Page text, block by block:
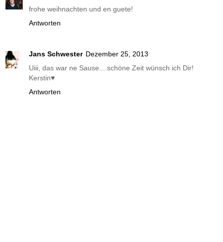
frohe weihnachten und en guete!
Antworten
Jans Schwester Dezember 25, 2013
Uiii, das war ne Sause....schöne Zeit wünsch ich Dir!
Kerstin♥
Antworten